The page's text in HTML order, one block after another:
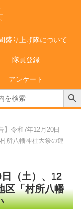
盛り上げ隊について
隊員登録
アンケート
Search Button
】令和7年12月20日
所八幡神社大祭の運
日（土）、12
区「村所八幡